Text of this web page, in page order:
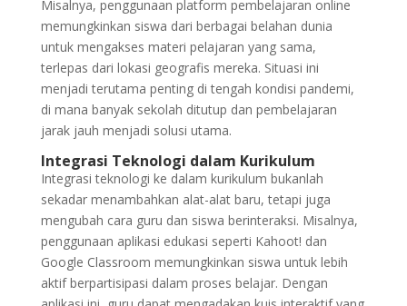
Misalnya, penggunaan platform pembelajaran online
memungkinkan siswa dari berbagai belahan dunia
untuk mengakses materi pelajaran yang sama,
terlepas dari lokasi geografis mereka. Situasi ini
menjadi terutama penting di tengah kondisi pandemi,
di mana banyak sekolah ditutup dan pembelajaran
jarak jauh menjadi solusi utama.
Integrasi Teknologi dalam Kurikulum
Integrasi teknologi ke dalam kurikulum bukanlah
sekadar menambahkan alat-alat baru, tetapi juga
mengubah cara guru dan siswa berinteraksi. Misalnya,
penggunaan aplikasi edukasi seperti Kahoot! dan
Google Classroom memungkinkan siswa untuk lebih
aktif berpartisipasi dalam proses belajar. Dengan